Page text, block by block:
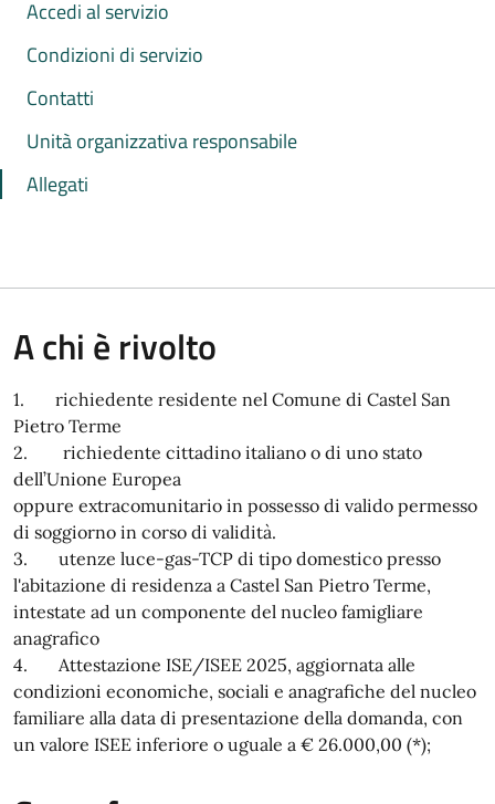
Accedi al servizio
Condizioni di servizio
Contatti
Unità organizzativa responsabile
Allegati
A chi è rivolto
1. richiedente residente nel Comune di Castel San
Pietro Terme
2. richiedente cittadino italiano o di uno stato
dell’Unione Europea
oppure extracomunitario in possesso di valido permesso
di soggiorno in corso di validità.
3. utenze luce-gas-TCP di tipo domestico presso
l'abitazione di residenza a Castel San Pietro Terme,
intestate ad un componente del nucleo famigliare
anagrafico
4. Attestazione ISE/ISEE 2025, aggiornata alle
condizioni economiche, sociali e anagrafiche del nucleo
familiare alla data di presentazione della domanda, con
un valore ISEE inferiore o uguale a € 26.000,00 (*);